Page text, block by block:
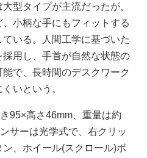
型タイプが主流だったが、
小柄な手にもフィットする
いる。人間工学に基づいた
用し、手首が自然な状態の
で、長時間のデスクワーク
いという。
95×高さ46mm、重量は約
サーは光学式で、右クリッ
、ホイール(スクロール)ボ